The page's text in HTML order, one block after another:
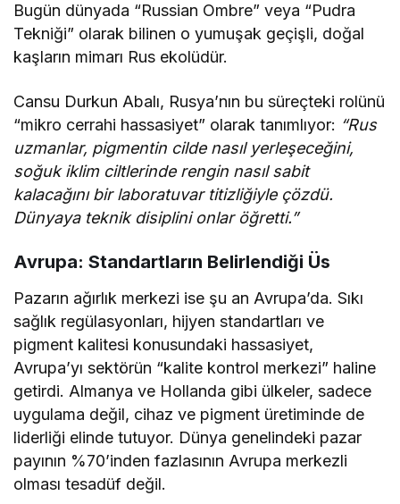
Bugün dünyada “Russian Ombre” veya “Pudra
Tekniği” olarak bilinen o yumuşak geçişli, doğal
kaşların mimarı Rus ekolüdür.
Cansu Durkun Abalı, Rusya’nın bu süreçteki rolünü
“mikro cerrahi hassasiyet” olarak tanımlıyor: “Rus
uzmanlar, pigmentin cilde nasıl yerleşeceğini,
soğuk iklim ciltlerinde rengin nasıl sabit
kalacağını bir laboratuvar titizliğiyle çözdü.
Dünyaya teknik disiplini onlar öğretti.”
Avrupa: Standartların Belirlendiği Üs
Pazarın ağırlık merkezi ise şu an Avrupa’da. Sıkı
sağlık regülasyonları, hijyen standartları ve
pigment kalitesi konusundaki hassasiyet,
Avrupa’yı sektörün “kalite kontrol merkezi” haline
getirdi. Almanya ve Hollanda gibi ülkeler, sadece
uygulama değil, cihaz ve pigment üretiminde de
liderliği elinde tutuyor. Dünya genelindeki pazar
payının %70’inden fazlasının Avrupa merkezli
olması tesadüf değil.